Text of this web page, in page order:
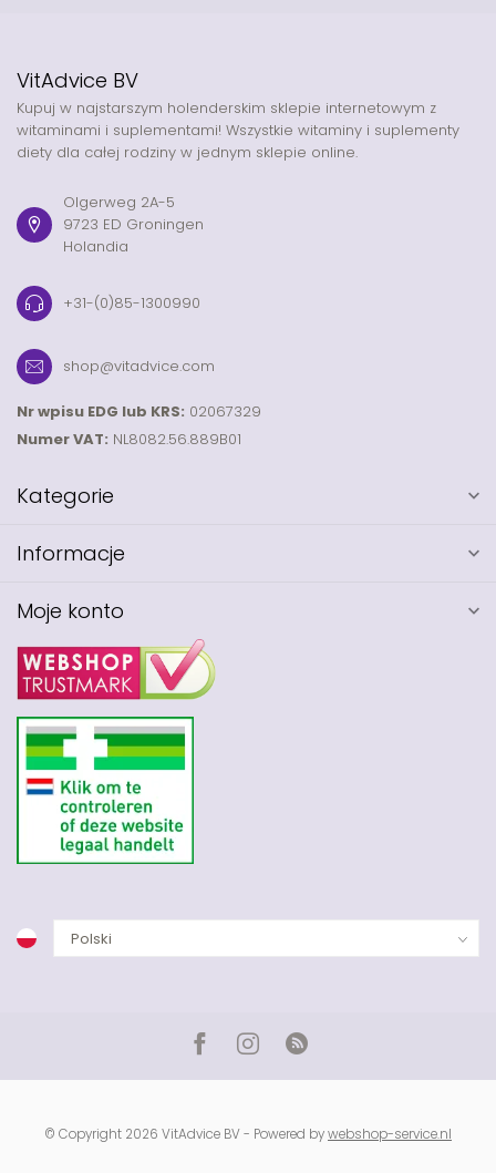
VitAdvice BV
Kupuj w najstarszym holenderskim sklepie internetowym z
witaminami i suplementami! Wszystkie witaminy i suplementy
diety dla całej rodziny w jednym sklepie online.
Olgerweg 2A-5
9723 ED Groningen
Holandia
+31-(0)85-1300990
shop@vitadvice.com
Nr wpisu EDG lub KRS: 02067329
Numer VAT: NL8082.56.889B01
Kategorie
Informacje
Moje konto
© Copyright 2026 VitAdvice BV - Powered bywebshop-service.nl